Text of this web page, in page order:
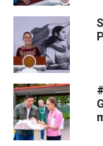
También lee:
tres nuevos son
ARTÍCULOS
SECRETARÍA DE
SIGUIENTE
San Luis Potosí
Matehuala llegó